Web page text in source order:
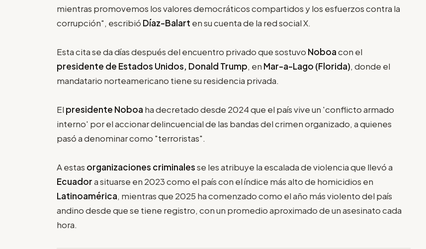
mientras promovemos los valores democráticos compartidos y los esfuerzos contra la
corrupción", escribió Díaz-Balart en su cuenta de la red social X.
Esta cita se da días después del encuentro privado que sostuvo Noboacon el
presidente de Estados Unidos, Donald Trump, en Mar-a-Lago (Florida), donde el
mandatario norteamericano tiene su residencia privada.
El presidente Noboa ha decretado desde 2024 que el país vive un 'conflicto armado
interno' por el accionar delincuencial de las bandas del crimen organizado, a quienes
pasó a denominar como "terroristas".
A estas organizaciones criminalesse les atribuye la escalada de violencia que llevó a
Ecuadora situarse en 2023 como el país con el índice más alto de homicidios en
Latinoamérica, mientras que 2025 ha comenzado como el año más violento del país
andino desde que se tiene registro, con un promedio aproximado de un asesinato cada
hora.